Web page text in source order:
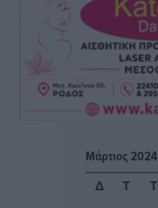
Αθλητικά πριν 5 ώρες
Ατρόμητος Διμυλιάς:
αδιαπραγμάτευτη
Αθλητικά• πριν 5 ώρες
Παπαεμμανουήλ
πριν 6 ώρες
Μάρτιος 2024
Δ
Τ Τ